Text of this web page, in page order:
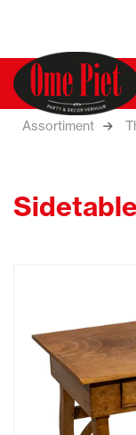
Assortiment